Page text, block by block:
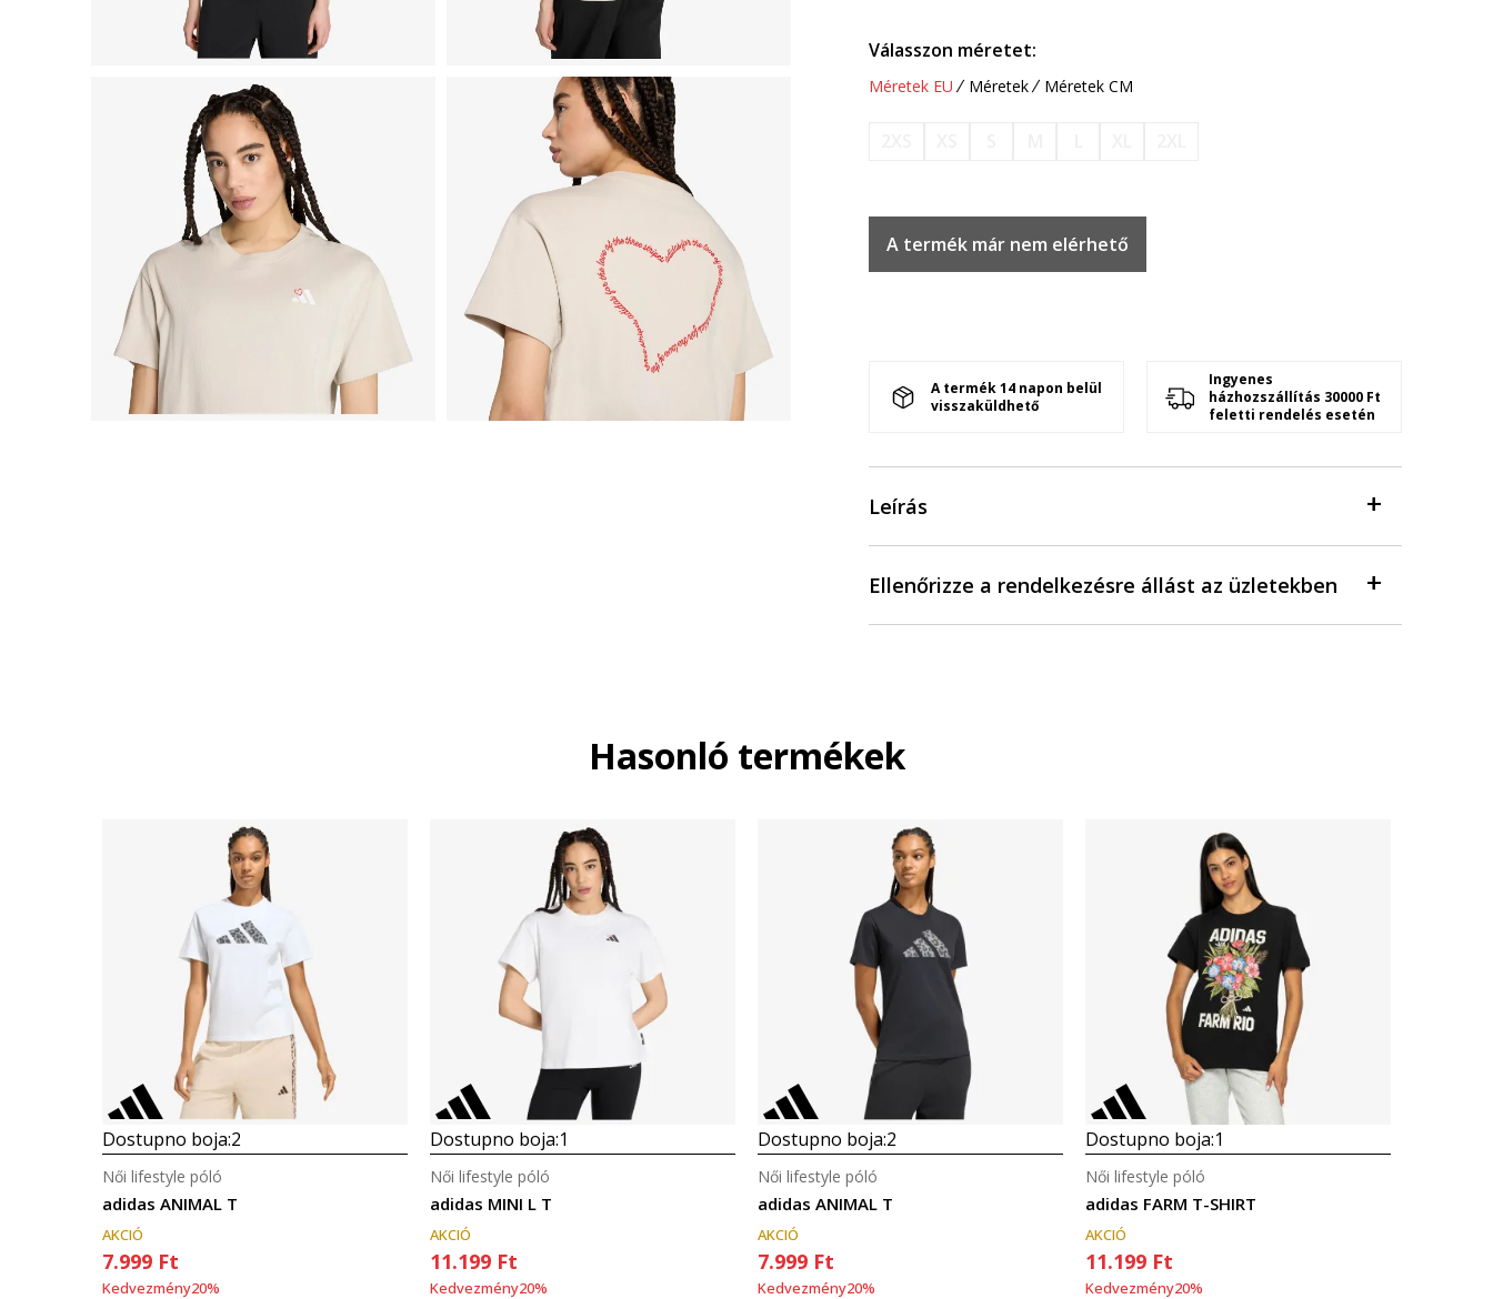
Válasszon méretet:
Méretek EU Méretek Méretek CM
A termék már nem elérhető
A termék 14 napon belül
visszaküldhető
Ingyenes
házhozszállítás 30000 Ft
feletti rendelés esetén
Leírás
Ellenőrizze a rendelkezésre állást az üzletekben
Hasonló termékek
Dostupno boja:2
adidas ANIMAL T
Női lifestyle póló
AKCIÓ
7.999 Ft
Kedvezmény20%
Dostupno boja:1
adidas MINI L T
Női lifestyle póló
AKCIÓ
11.199 Ft
Kedvezmény20%
Dostupno boja:2
adidas ANIMAL T
Női lifestyle póló
AKCIÓ
7.999 Ft
Kedvezmény20%
Dostupno boja:1
adidas FARM T-SHIRT
Női lifestyle póló
AKCIÓ
11.199 Ft
Kedvezmény20%